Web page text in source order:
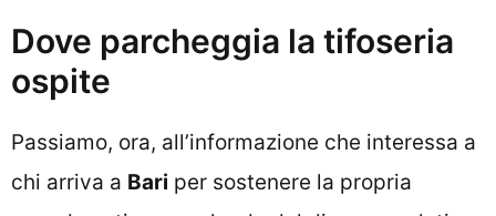
Dove parcheggia la tifoseria
ospite
Passiamo, ora, all’informazione che interessa a
chi arriva a Bari per sostenere la propria